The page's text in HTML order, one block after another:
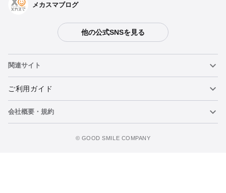
メカスマブログ
他の公式SNSを見る
関連サイト
ねんどろいど
ねんどろいどフェイスメーカー
ご利用ガイド
重要なお知らせ
会社概要・規約
©️ GOOD SMILE COMPANY